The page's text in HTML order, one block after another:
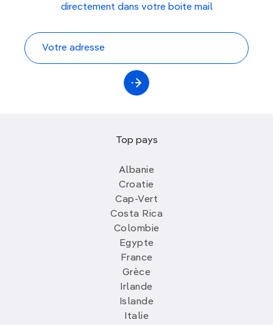
directement dans votre boite mail
Top pays
Albanie
Croatie
Cap-Vert
Costa Rica
Colombie
Egypte
France
Grèce
Irlande
Islande
Italie